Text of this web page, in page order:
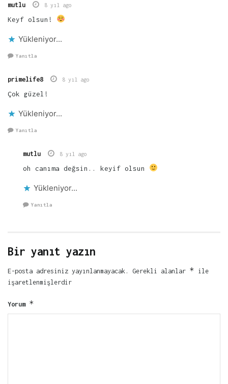
mutlu 8 yıl ago
Keyf olsun!
Yükleniyor...
Yanıtla
primelife8 8 yıl ago
Çok güzel!
Yükleniyor...
Yanıtla
mutlu 8 yıl ago
oh canıma değsin.. keyif olsun
Yükleniyor...
Yanıtla
Bir yanıt yazın
E-posta adresiniz yayınlanmayacak. Gerekli alanlar * ile
işaretlenmişlerdir
Yorum *